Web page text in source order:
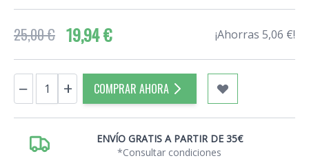
25,00 € 19,94 € ¡Ahorras 5,06 €!
Cantidad
− + COMPRAR AHORA
ENVÍO GRATIS A PARTIR DE 35€
*Consultar condiciones